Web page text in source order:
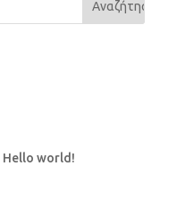
Hello world!